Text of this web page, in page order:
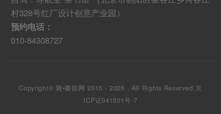
村328号红厂设计创意产业园）
预约电话：
010-84308727
Copyright© 雜•書舘网 2015 - 2026 , All Rights Reserved 京
ICP证041501号-7